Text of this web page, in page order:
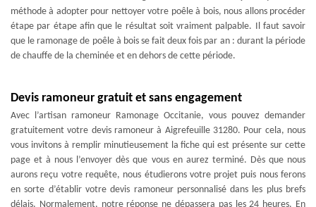
méthode à adopter pour nettoyer votre poêle à bois, nous allons procéder
étape par étape afin que le résultat soit vraiment palpable. Il faut savoir
que le ramonage de poêle à bois se fait deux fois par an : durant la période
de chauffe de la cheminée et en dehors de cette période.
Devis ramoneur gratuit et sans engagement
Avec l’artisan ramoneur Ramonage Occitanie, vous pouvez demander
gratuitement votre devis ramoneur à Aigrefeuille 31280. Pour cela, nous
vous invitons à remplir minutieusement la fiche qui est présente sur cette
page et à nous l’envoyer dès que vous en aurez terminé. Dès que nous
aurons reçu votre requête, nous étudierons votre projet puis nous ferons
en sorte d’établir votre devis ramoneur personnalisé dans les plus brefs
délais. Normalement, notre réponse ne dépassera pas les 24 heures. En